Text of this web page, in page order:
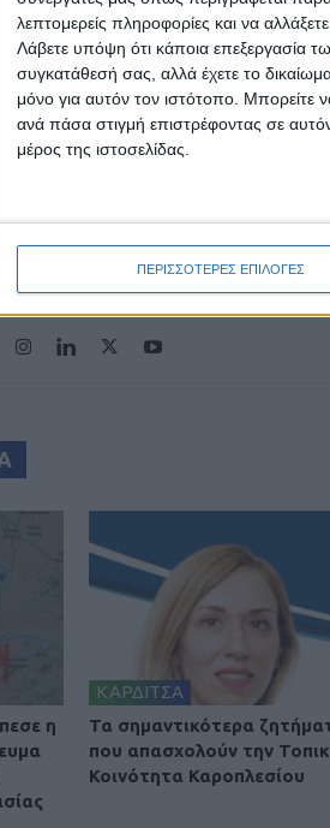
λεπτομερείς πληροφορίες και να
Λάβετε υπόψη ότι κάποια επεξεργασία
συγκατάθεσή σας, αλλά έχετε το
μόνο για αυτόν τον ιστότοπο. Μπορείτε
ανά πάσα στιγμή επιστρέφοντας σε
μέρος της ιστοσελίδας.
ΠΕΡΙΣΣΟΤΕΡΕΣ ΕΠΙΛΟΓΕΣ
του Πούτιν – Τι
ΑΓΩΝ
neosagon.gr
Καθημερινή Πρωινή Εφημερίδα της
η
ΚΑΡΔΙΤΣΑ
Τα σημαντικότερα
που απασχολούν την
Κοινότητα Καροπλεσίου